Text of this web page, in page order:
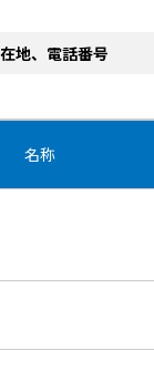
地、電話番号
名称